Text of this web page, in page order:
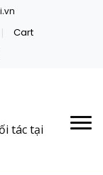
Cart
tác tại